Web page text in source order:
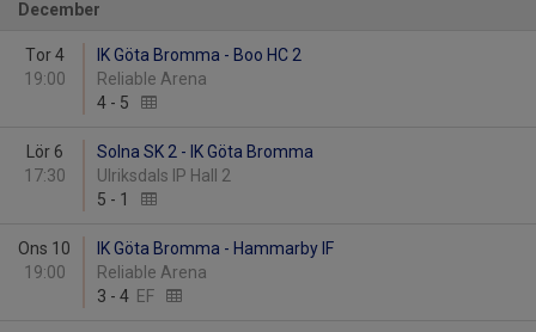
December
Tor 4
19:00
IK Göta Bromma - Boo HC 2
Reliable Arena
4 - 5
Lör 6
17:30
Solna SK 2 - IK Göta Bromma
Ulriksdals IP Hall 2
5 - 1
Ons 10
19:00
IK Göta Bromma - Hammarby IF
Reliable Arena
3 - 4 EF